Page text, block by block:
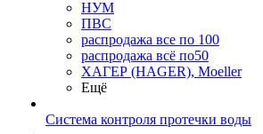
НУМ
ПВС
распродажа все по 100
распродажа всё по50
ХАГЕР (HAGER), Moeller
Ещё
Система контроля протечки воды